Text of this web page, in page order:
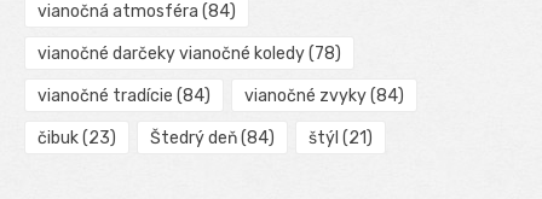
vianočná atmosféra (84)
vianočné darčeky vianočné koledy(78)
vianočné tradície (84) vianočné zvyky(84)
čibuk(23) Štedrý deň(84) štýl (21)